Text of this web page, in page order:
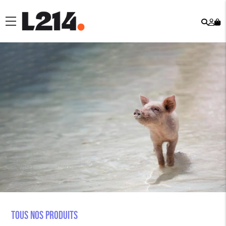
menu
Tous nos produits